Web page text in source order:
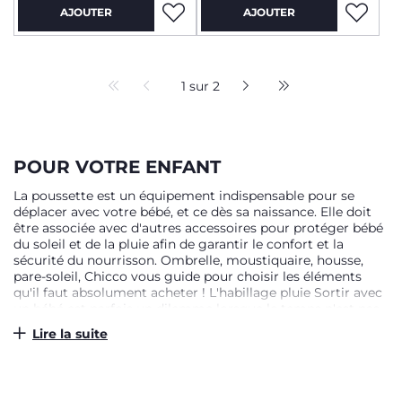
AJOUTER AJOUTER
1 sur 2
POUR VOTRE ENFANT
La poussette est un équipement indispensable pour se
déplacer avec votre bébé, et ce dès sa naissance. Elle doit
être associée avec d'autres accessoires pour protéger bébé
du soleil et de la pluie afin de garantir le confort et la
sécurité du nourrisson. Ombrelle, moustiquaire, housse,
pare-soleil, Chicco vous guide pour choisir les éléments
qu'il faut absolument acheter ! L'habillage pluie Sortir avec
un bébé est parfois un dilemme lorsque le temps n'est pas
clément. Pour protéger votre enfant du vent et de la pluie,
la marque Chicco propose parmi sa gamme d’accessoires
Lire la suite